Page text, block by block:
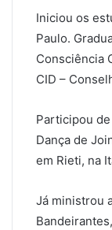
Iniciou os
Paulo.
Consciência
CID –
Participou
Dança de
em Rieti, na
Já ministrou